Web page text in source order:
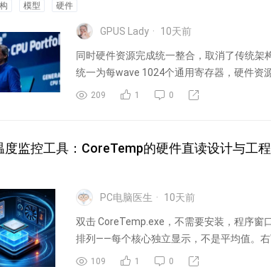
模型 硬件
GPUS Lady 10天前
同时硬件资源完成统一整合，取消了传统架
统一为每wave 1024个通用寄存器，硬件资
合，...209 1 0
度监控工具：CoreTemp的硬件直读设计与工
PC电脑医生 10天前
双击 CoreTemp.exe，不需要安装，程序窗
排列——每个核心独立显示，不是平均值。右
109 1 0